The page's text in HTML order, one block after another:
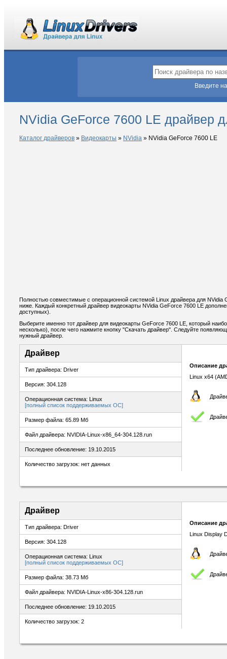
Введите
NVidia GeForce 7600 LE драйвер
Каталог драйверов » Видеокарты » NVidia » NVidia GeForce 7600 LE
Полностью совместимые с операционной системой Linux драйвера для
ниже. Каждый конкретный драйвер видеокарты NVidia GeForce 7600 LE
доступных).
Выберите именно тот драйвер для видеокарты GeForce 7600 LE, который
несколько), после чего нажмите кнопку "Скачать драйвер". Следуйте
нужный драйвер.
Драйвер
Тип драйвера: Driver
Версия: 304.128
Операционная система: Linux
[полный список поддерживаемых ОС]
Размер файла: 65.89 Мб
Файл драйвера: NVIDIA-Linux-x86_64-304.128.run
Последнее обновление: 19.10.2015
Количество загрузок: нет данных
Описание
Linux x64
Драйвер
Тип драйвера: Driver
Версия: 304.128
Операционная система: Linux
[полный список поддерживаемых ОС]
Размер файла: 38.73 Мб
Файл драйвера: NVIDIA-Linux-x86-304.128.run
Последнее обновление: 19.10.2015
Количество загрузок: 2
Описание
Linux Display